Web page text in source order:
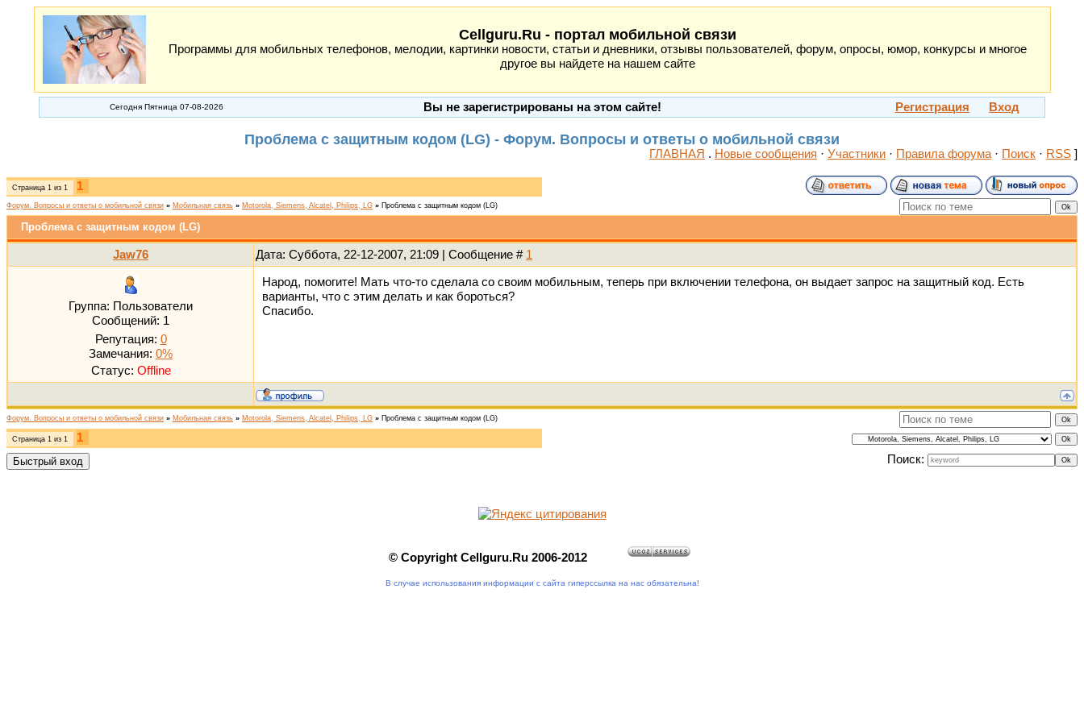
Cellguru.Ru - портал мобильной связи
Программы для мобильных телефонов, мелодии, картинки новости, статьи и дневники, отзывы пользователей, форум, опросы, юмор, конкурсы и многое
другое вы найдете на нашем сайте
Сегодня Пятница 07-08-2026 Вы не зарегистрированы на этом сайте! Регистрация Вход
Проблема с защитным кодом (LG) - Форум. Вопросы и ответы о мобильной связи
ГЛАВНАЯ . Новые сообщения · Участники · Правила форума · Поиск · RSS ]
Страница 1 из 1 1
Форум. Вопросы и ответы о мобильной связи » Мобильная связь » Motorola, Siemens, Alcatel, Philips, LG » Проблема с защитным кодом (LG)
Проблема с защитным кодом (LG)
Jaw76 Дата: Суббота, 22-12-2007, 21:09 | Сообщение # 1
Группа: Пользователи
Сообщений: 1
Репутация: 0
Замечания: 0%
Статус: Offline
Народ, помогите! Мать что-то сделала со своим мобильным, теперь при включении телефона, он выдает запрос на защитный код. Есть
варианты, что с этим делать и как бороться?
Спасибо.
Форум. Вопросы и ответы о мобильной связи » Мобильная связь » Motorola, Siemens, Alcatel, Philips, LG » Проблема с защитным кодом (LG)
Страница 1 из 1
1
Поиск:
© Copyright Cellguru.Ru 2006-2012
В случае использования информации с сайта гиперссылка на нас обязательна!